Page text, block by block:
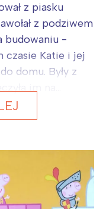
z piasku
z podziwem
budowaniu -
czasie Katie i jej
domu. Były z